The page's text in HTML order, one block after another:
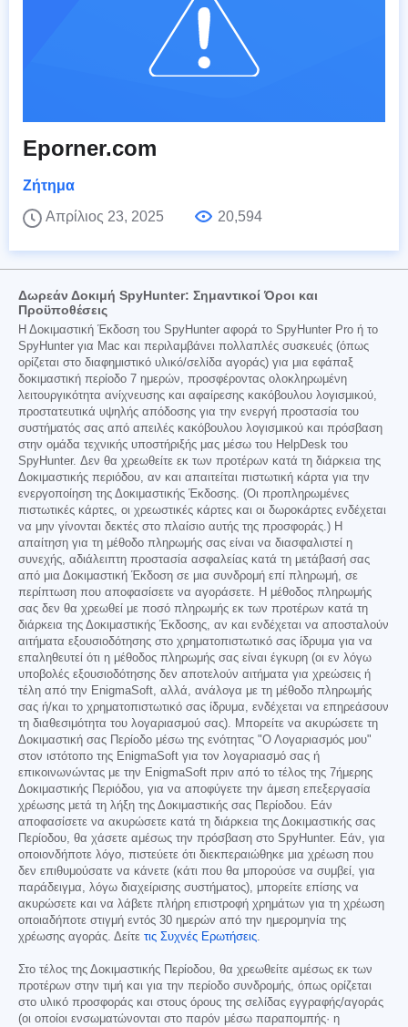
Eporner.com
Ζήτημα
Απρίλιος 23, 2025
20,594
Δωρεάν Δοκιμή SpyHunter: Σημαντικοί Όροι και
Προϋποθέσεις
Η Δοκιμαστική Έκδοση του SpyHunter αφορά το SpyHunter Pro ή το
SpyHunter για Mac και περιλαμβάνει πολλαπλές συσκευές (όπως
ορίζεται στο διαφημιστικό υλικό/σελίδα αγοράς) για μια εφάπαξ
δοκιμαστική περίοδο 7 ημερών, προσφέροντας ολοκληρωμένη
λειτουργικότητα ανίχνευσης και αφαίρεσης κακόβουλου λογισμικού,
προστατευτικά υψηλής απόδοσης για την ενεργή προστασία του
συστήματός σας από απειλές κακόβουλου λογισμικού και πρόσβαση
στην ομάδα τεχνικής υποστήριξής μας μέσω του HelpDesk του
SpyHunter. Δεν θα χρεωθείτε εκ των προτέρων κατά τη διάρκεια της
Δοκιμαστικής περιόδου, αν και απαιτείται πιστωτική κάρτα για την
ενεργοποίηση της Δοκιμαστικής Έκδοσης. (Οι προπληρωμένες
πιστωτικές κάρτες, οι χρεωστικές κάρτες και οι δωροκάρτες ενδέχεται
να μην γίνονται δεκτές στο πλαίσιο αυτής της προσφοράς.) Η
απαίτηση για τη μέθοδο πληρωμής σας είναι να διασφαλιστεί η
συνεχής, αδιάλειπτη προστασία ασφαλείας κατά τη μετάβασή σας
από μια Δοκιμαστική Έκδοση σε μια συνδρομή επί πληρωμή, σε
περίπτωση που αποφασίσετε να αγοράσετε. Η μέθοδος πληρωμής
σας δεν θα χρεωθεί με ποσό πληρωμής εκ των προτέρων κατά τη
διάρκεια της Δοκιμαστικής Έκδοσης, αν και ενδέχεται να αποσταλούν
αιτήματα εξουσιοδότησης στο χρηματοπιστωτικό σας ίδρυμα για να
επαληθευτεί ότι η μέθοδος πληρωμής σας είναι έγκυρη (οι εν λόγω
υποβολές εξουσιοδότησης δεν αποτελούν αιτήματα για χρεώσεις ή
τέλη από την EnigmaSoft, αλλά, ανάλογα με τη μέθοδο πληρωμής
σας ή/και το χρηματοπιστωτικό σας ίδρυμα, ενδέχεται να επηρεάσουν
τη διαθεσιμότητα του λογαριασμού σας). Μπορείτε να ακυρώσετε τη
Δοκιμαστική σας Περίοδο μέσω της ενότητας "Ο Λογαριασμός μου"
στον ιστότοπο της EnigmaSoft για τον λογαριασμό σας ή
επικοινωνώντας με την EnigmaSoft πριν από το τέλος της 7ήμερης
Δοκιμαστικής Περιόδου, για να αποφύγετε την άμεση επεξεργασία
χρέωσης μετά τη λήξη της Δοκιμαστικής σας Περίοδου. Εάν
αποφασίσετε να ακυρώσετε κατά τη διάρκεια της Δοκιμαστικής σας
Περίοδου, θα χάσετε αμέσως την πρόσβαση στο SpyHunter. Εάν, για
οποιονδήποτε λόγο, πιστεύετε ότι διεκπεραιώθηκε μια χρέωση που
δεν επιθυμούσατε να κάνετε (κάτι που θα μπορούσε να συμβεί, για
παράδειγμα, λόγω διαχείρισης συστήματος), μπορείτε επίσης να
ακυρώσετε και να λάβετε πλήρη επιστροφή χρημάτων για τη χρέωση
οποιαδήποτε στιγμή εντός 30 ημερών από την ημερομηνία της
χρέωσης αγοράς. Δείτε τις Συχνές Ερωτήσεις.
Στο τέλος της Δοκιμαστικής Περίοδου, θα χρεωθείτε αμέσως εκ των
προτέρων στην τιμή και για την περίοδο συνδρομής, όπως ορίζεται
στο υλικό προσφοράς και στους όρους της σελίδας εγγραφής/αγοράς
(οι οποίοι ενσωματώνονται στο παρόν μέσω παραπομπής· η